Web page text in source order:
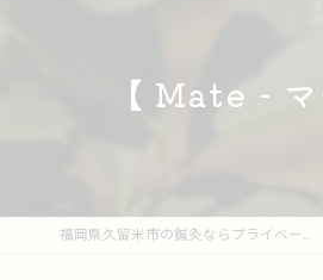
【 Mate - マ
福岡県久留米市の鍼灸ならプライベート鍼灸院 Soin